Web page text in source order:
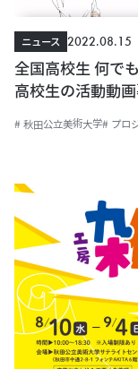
ニュース
2022.08.15
全国高校生 何
高校生の活動動
# 秋田公立美術大学# プロ